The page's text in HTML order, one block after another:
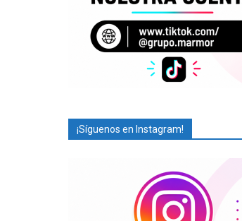
¡Síguenos en Instagram!